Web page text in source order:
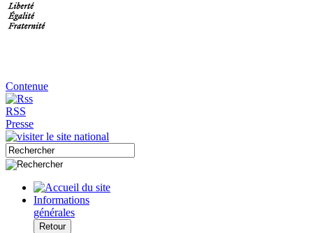
Contenue
RSS
Presse
Informations
générales
Retour